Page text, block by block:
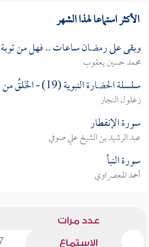
الأكثر استماعا لهذا الشهر
وبقى على رمضان ساعات .. فهل من توبة
محمد حسين يعقوب
سلسلة الحضارة النبوية (19) - الخَلقُ من الرزق
زغلول النجار
سورة الإنفطار
عبد الرشيد بن الشيخ علي صوفي
سورة النبأ
أحمد المعصراوي
عدد مرات
الاستماع